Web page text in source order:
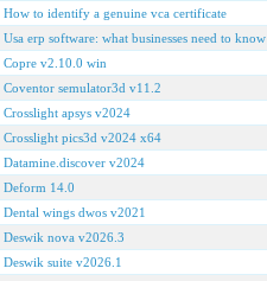
How to identify a genuine vca certificate
Usa erp software: what businesses need to know
Copre v2.10.0 win
Coventor semulator3d v11.2
Crosslight apsys v2024
Crosslight pics3d v2024 x64
Datamine.discover v2024
Deform 14.0
Dental wings dwos v2021
Deswik nova v2026.3
Deswik suite v2026.1